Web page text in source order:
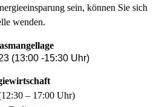
sein, können Sie sich
wenden.
(13:00 -15:30 Uhr)
– 17:00 Uhr)